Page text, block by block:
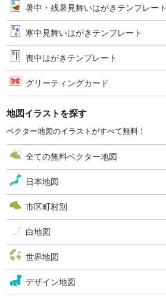
暑中・残暑見舞いはがきテンプレート
寒中見舞いはがきテンプレート
喪中はがきテンプレート
グリーティングカード
地図イラストを探す
ベクター地図のイラストがすべて無料！
全ての無料ベクター地図
日本地図
市区町村別
白地図
世界地図
デザイン地図